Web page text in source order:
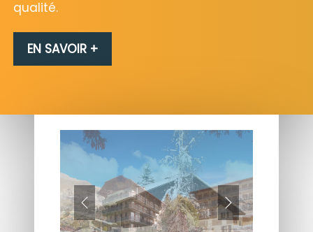
qualité.
EN SAVOIR +